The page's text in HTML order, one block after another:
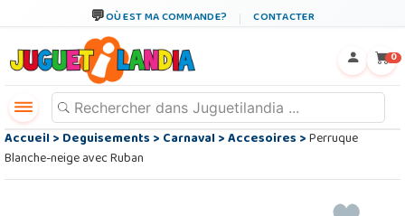
OÙ EST MA COMMANDE? CONTACTER
0
Accueil>Deguisements>Carnaval>Accesoires>Perruque
Blanche-neige avec Ruban